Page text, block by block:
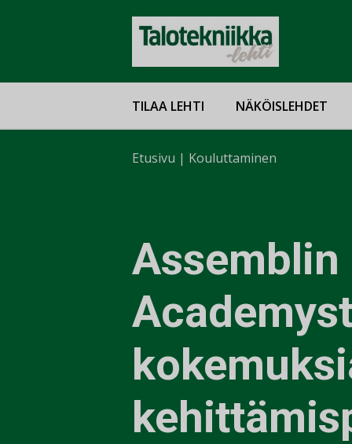
TILAA LEHTI NÄKÖISLEHDET
Etusivu | Kouluttaminen
Assemblin